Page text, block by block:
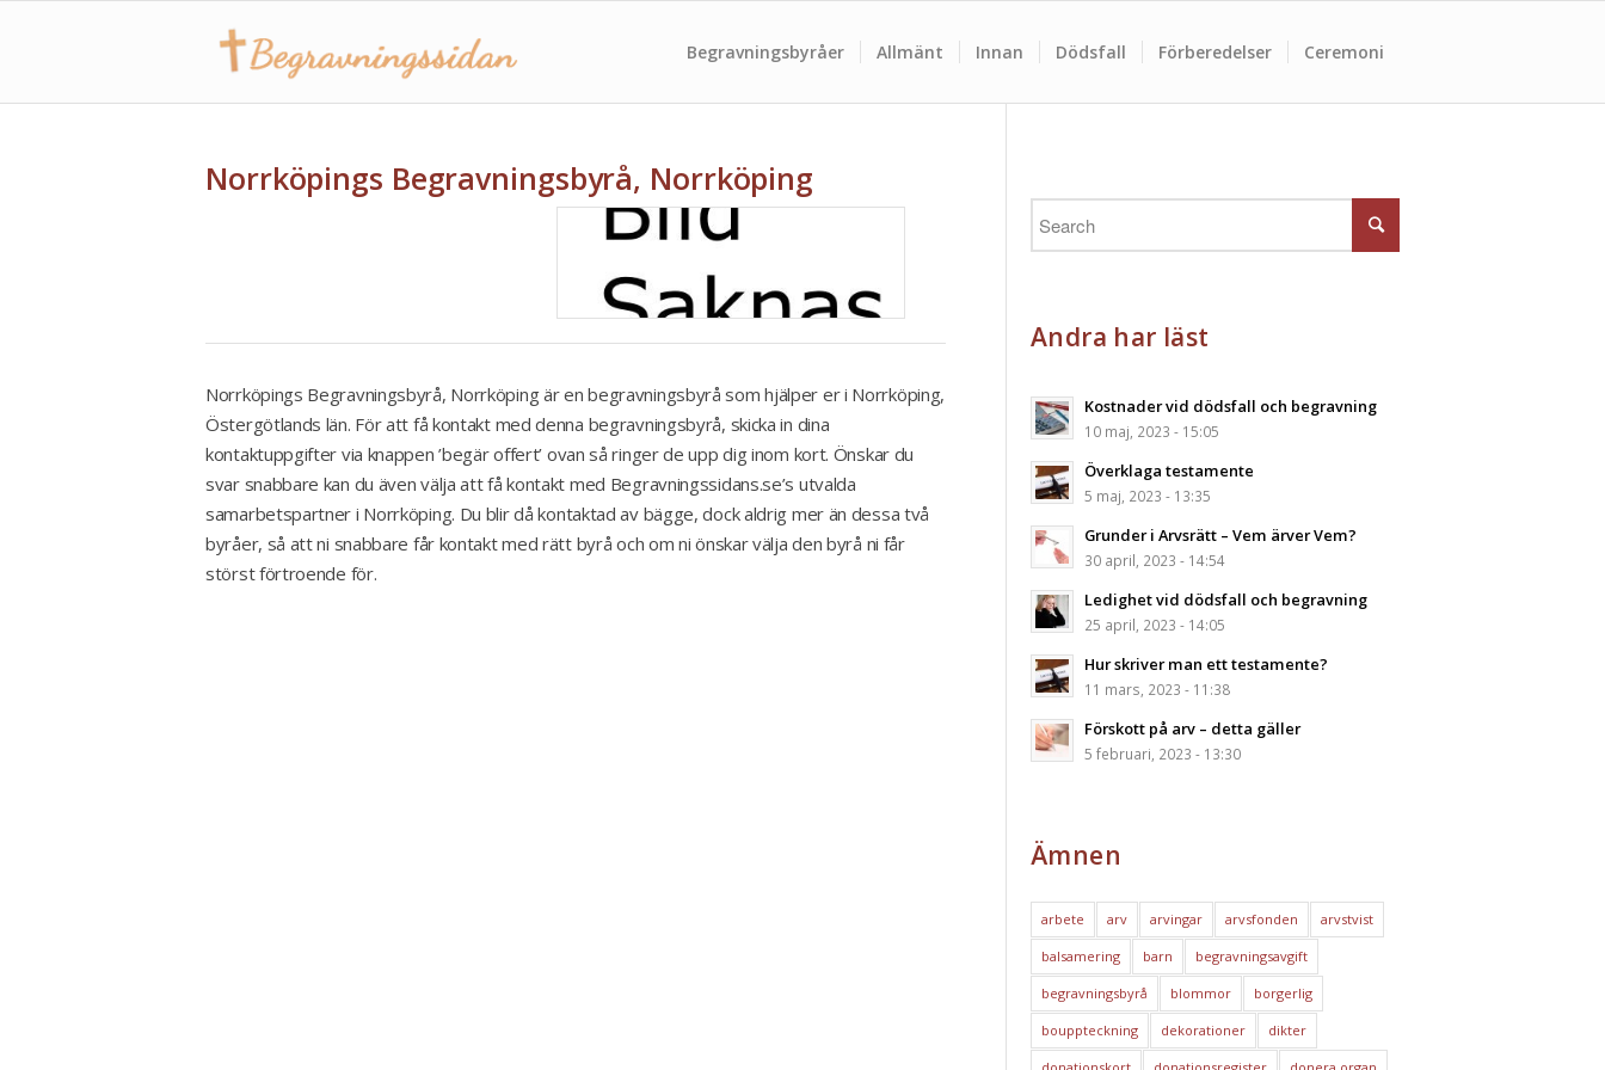
Begravningsbyråer Allmänt Innan Dödsfall Förberedelser Ceremoni
Norrköpings Begravningsbyrå, Norrköping
Norrköpings Begravningsbyrå, Norrköping är en begravningsbyrå som hjälper er i Norrköping,
Östergötlands län. För att få kontakt med denna begravningsbyrå, skicka in dina
kontaktuppgifter via knappen ’begär offert’ ovan så ringer de upp dig inom kort. Önskar du
svar snabbare kan du även välja att få kontakt med Begravningssidans.se’s utvalda
samarbetspartner i Norrköping. Du blir då kontaktad av bägge, dock aldrig mer än dessa två
byråer, så att ni snabbare får kontakt med rätt byrå och om ni önskar välja den byrå ni får
störst förtroende för.
Andra har läst
Kostnader vid dödsfall och begravning
10 maj, 2023 - 15:05
Överklaga testamente
5 maj, 2023 - 13:35
Grunder i Arvsrätt – Vem ärver Vem?
30 april, 2023 - 14:54
Ledighet vid dödsfall och begravning
25 april, 2023 - 14:05
Hur skriver man ett testamente?
11 mars, 2023 - 11:38
Förskott på arv – detta gäller
5 februari, 2023 - 13:30
Ämnen
arbete arv arvingar arvsfonden arvstvist
balsamering barn begravningsavgift
begravningsbyrå blommor borgerlig
bouppteckning dekorationer dikter